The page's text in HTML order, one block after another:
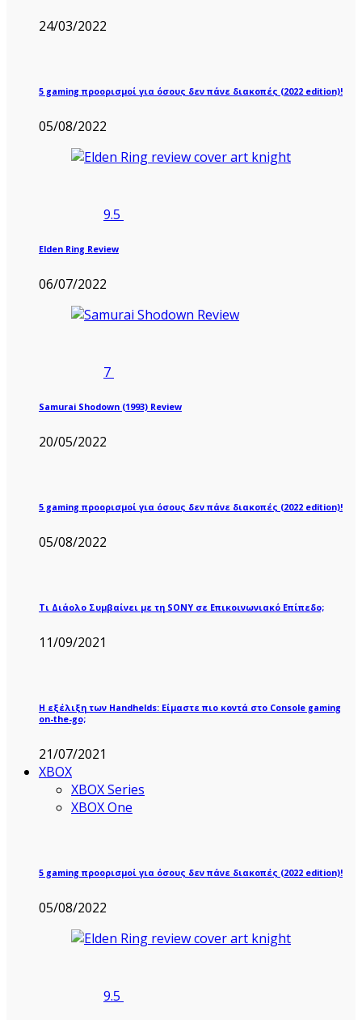
24/03/2022
5 gaming προορισμοί για όσους δεν πάνε διακοπές (2022 edition)!
05/08/2022
9.5
Elden Ring Review
06/07/2022
7
Samurai Shodown (1993) Review
20/05/2022
5 gaming προορισμοί για όσους δεν πάνε διακοπές (2022 edition)!
05/08/2022
Τι Διάολο Συμβαίνει με τη SONY σε Επικοινωνιακό Επίπεδο;
11/09/2021
Η εξέλιξη των Handhelds: Είμαστε πιο κοντά στο Console gaming
on-the-go;
21/07/2021
XBOX
XBOX Series
XBOX One
5 gaming προορισμοί για όσους δεν πάνε διακοπές (2022 edition)!
05/08/2022
9.5